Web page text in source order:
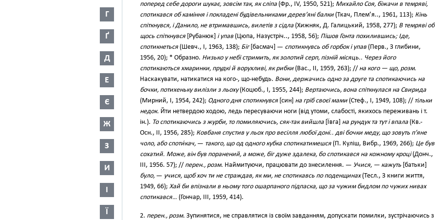
Г
Ґ
Д
Е
Є
Ж
З
И
І
Ї
поперед себе дороги шукає, зовсім так, як сліпа (Фр., IV, 1950, 521); Михайло Соя, біжачи в темряві,
спотикався об каміння і покладені будівельниками дерев’яні балки (Ткач, Плем’я.., 1961, 113); Кінь
спіткнувся, і Данило, не втримавшись, вилетів з сідла (Хижняк, Д. Галицький, 1958, 277); В темряві об
щось спіткнувся [Рубанюк] і упав (Цюпа, Назустріч.., 1958, 56); Пішов Гонта похилившись; Іде,
спотикнеться (Шевч., І, 1963, 138); Біг[басмач] — спотикнувсь об горбок і упав (Перв., З глибини,
1956, 20); * Образно. Низько у небі стримить, як золотий серп, пізній місяць.. Через його
спотикаються хмаринки, прудкі й ворухливі, як рибки (Вас., II, 1959, 263); // на кого — що, розм.
Наскакувати, натикатися на кого-, що-небудь. Вони, держачись одно за друге та спотикаючись на
бочки, потихеньку вилізли з льоху(Коцюб., І, 1955, 244); Вертаючись, вона спіткнулася на Свирида
(Мирний, І, 1954, 242); Одного дня спотикнувся [син] на гріб своєї мами (Стеф., І, 1949, 108); // тільки
недок. Йти нетвердою ходою, ледь пересуваючи ноги (від утоми, слабості, якихось переживань і т.
ін.). То спотикаючись з журби, то помиляючись, сяк-так вийшла [Ївга] на рундук та тут і впала (Кв.-
Осн., II, 1956, 285); Ковбаня спустив у льох про весілля любої доні.. дві бочки меду, що зовуть п’яне
чоло, або споти́кач, — такого, що од одного кубка спотикатимешся (П. Куліш, Вибр., 1969, 266); Це був
сохатий. Може, він був поранений, а може, біг дуже здалека, бо спотикався на кожному кроці(Донч.,
III, 1956. 57); // перен., розм. Наймитуючи, працювати до знесилення. — Учися, — кажуть [батьки]
було, — учися, щоб хоч ти не страждав, як ми, не спотикавсь по поденщинах(Тесл., З книги життя,
1949, 66); Хай би впізнали в ньому того ошарпаного підпаска, що за чужим бидлом по чужих нивах
спотикався… (Гончар, III, 1959, 414).
2. перен., розм. Зупинятися, не справлятися із своїм завданням, допускати помилки, зустрічаючись з